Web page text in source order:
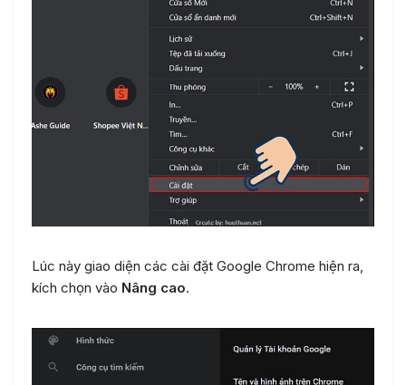
Lúc này giao diện các cài đặt Google Chrome hiện ra,
kích chọn vào Nâng cao.